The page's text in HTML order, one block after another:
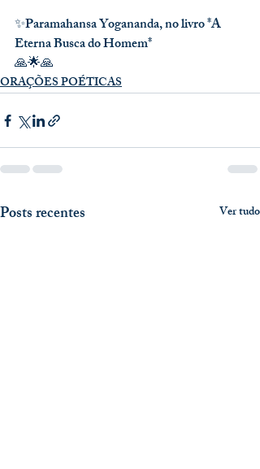
✨Paramahansa Yogananda, no livro *A
Eterna Busca do Homem*
🙏🌟🙏
ORAÇÕES POÉTICAS
Posts recentes Ver tudo